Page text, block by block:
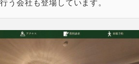
う会社も登場しています。